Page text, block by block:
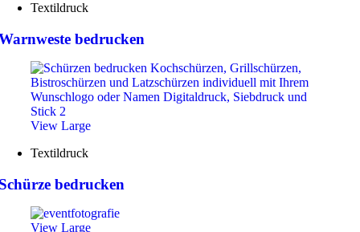
Textildruck
bedrucken
View Large
Textildruck
bedrucken
View Large